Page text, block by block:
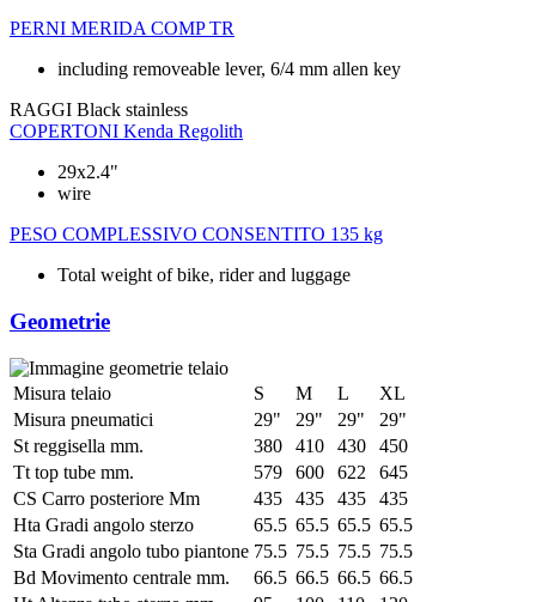
PERNI MERIDA COMP TR
including removeable lever, 6/4 mm allen key
RAGGI Black stainless
COPERTONI Kenda Regolith
29x2.4"
wire
PESO COMPLESSIVO CONSENTITO 135 kg
Total weight of bike, rider and luggage
Geometrie
Misura telaio S M L
XL
Misura pneumatici
29" 29" 29"
29"
St reggisella mm.
380 410 430
450
Tt top tube mm.
579 600 622
645
CS Carro posteriore Mm
435 435 435
435
Hta Gradi angolo sterzo
65.5 65.5 65.5 65.5
Sta Gradi angolo tubo piantone 75.5 75.5 75.5 75.5
Bd Movimento centrale mm.
66.5 66.5 66.5 66.5